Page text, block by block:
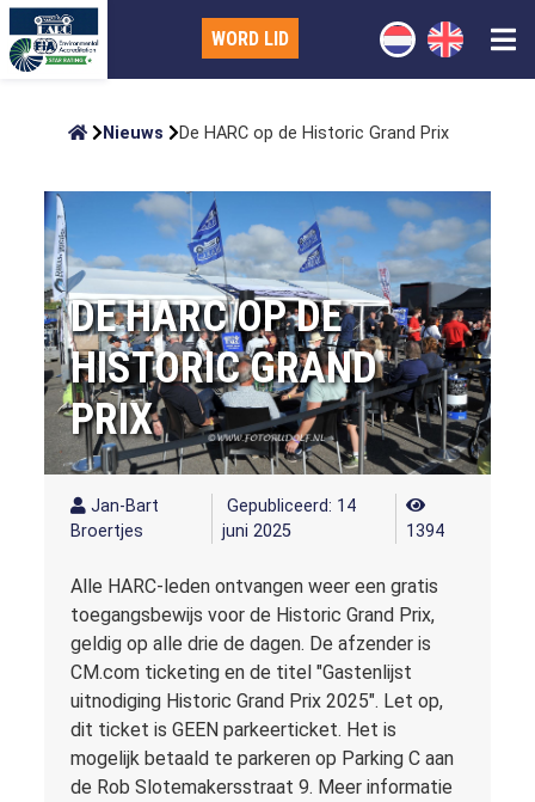
WORD LID
Nieuws De HARC op de Historic Grand Prix
DE HARC OP DE
HISTORIC GRAND
PRIX
Jan-Bart
Broertjes
Gepubliceerd: 14
juni 2025
1394
Alle HARC-leden ontvangen weer een gratis
toegangsbewijs voor de Historic Grand Prix,
geldig op alle drie de dagen. De afzender is
CM.com ticketing en de titel "Gastenlijst
uitnodiging Historic Grand Prix 2025". Let op,
dit ticket is GEEN parkeerticket. Het is
mogelijk betaald te parkeren op Parking C aan
de Rob Slotemakersstraat 9. Meer informatie